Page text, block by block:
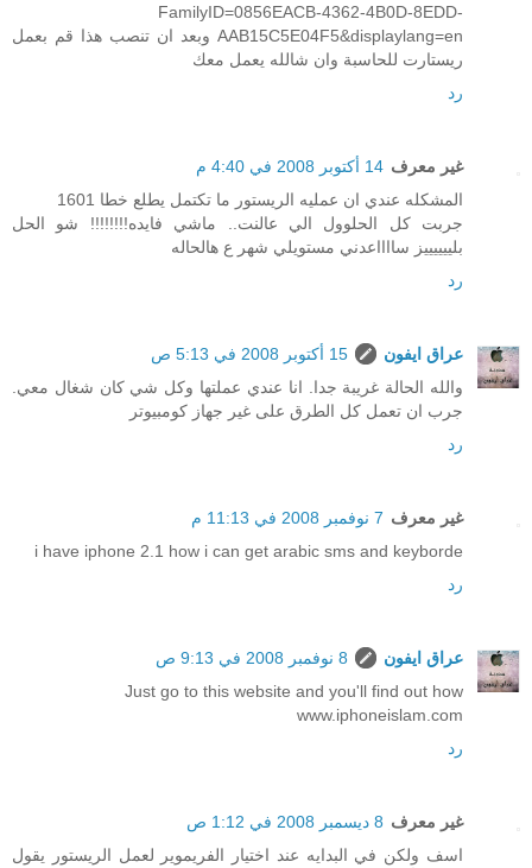
FamilyID=0856EACB-4362-4B0D-8EDD-
AAB15C5E04F5&displaylang=en وبعد ان تنصب هذا قم بعمل
ريستارت للحاسبة وان شالله يعمل معك
رد
غير معرف 14 أكتوبر 2008 في 4:40 م
المشكله عندي ان عمليه الريستور ما تكتمل يطلع خطا 1601
جربت كل الحلوول الي عالنت.. ماشي فايده!!!!!!!! شو الحل
بلييييييز سااااعدني مستويلي شهر ع هالحاله
رد
عراق ايفون
15 أكتوبر 2008 في 5:13 ص
والله الحالة غريبة جدا. انا عندي عملتها وكل شي كان شغال معي.
جرب ان تعمل كل الطرق على غير جهاز كومبيوتر
رد
غير معرف 7 نوفمبر 2008 في 11:13 م
i have iphone 2.1 how i can get arabic sms and keyborde
رد
عراق ايفون
8 نوفمبر 2008 في 9:13 ص
Just go to this website and you'll find out how
www.iphoneislam.com
رد
غير معرف 8 ديسمبر 2008 في 1:12 ص
اسف ولكن في البدايه عند اختيار الفريموير لعمل الريستور يقول